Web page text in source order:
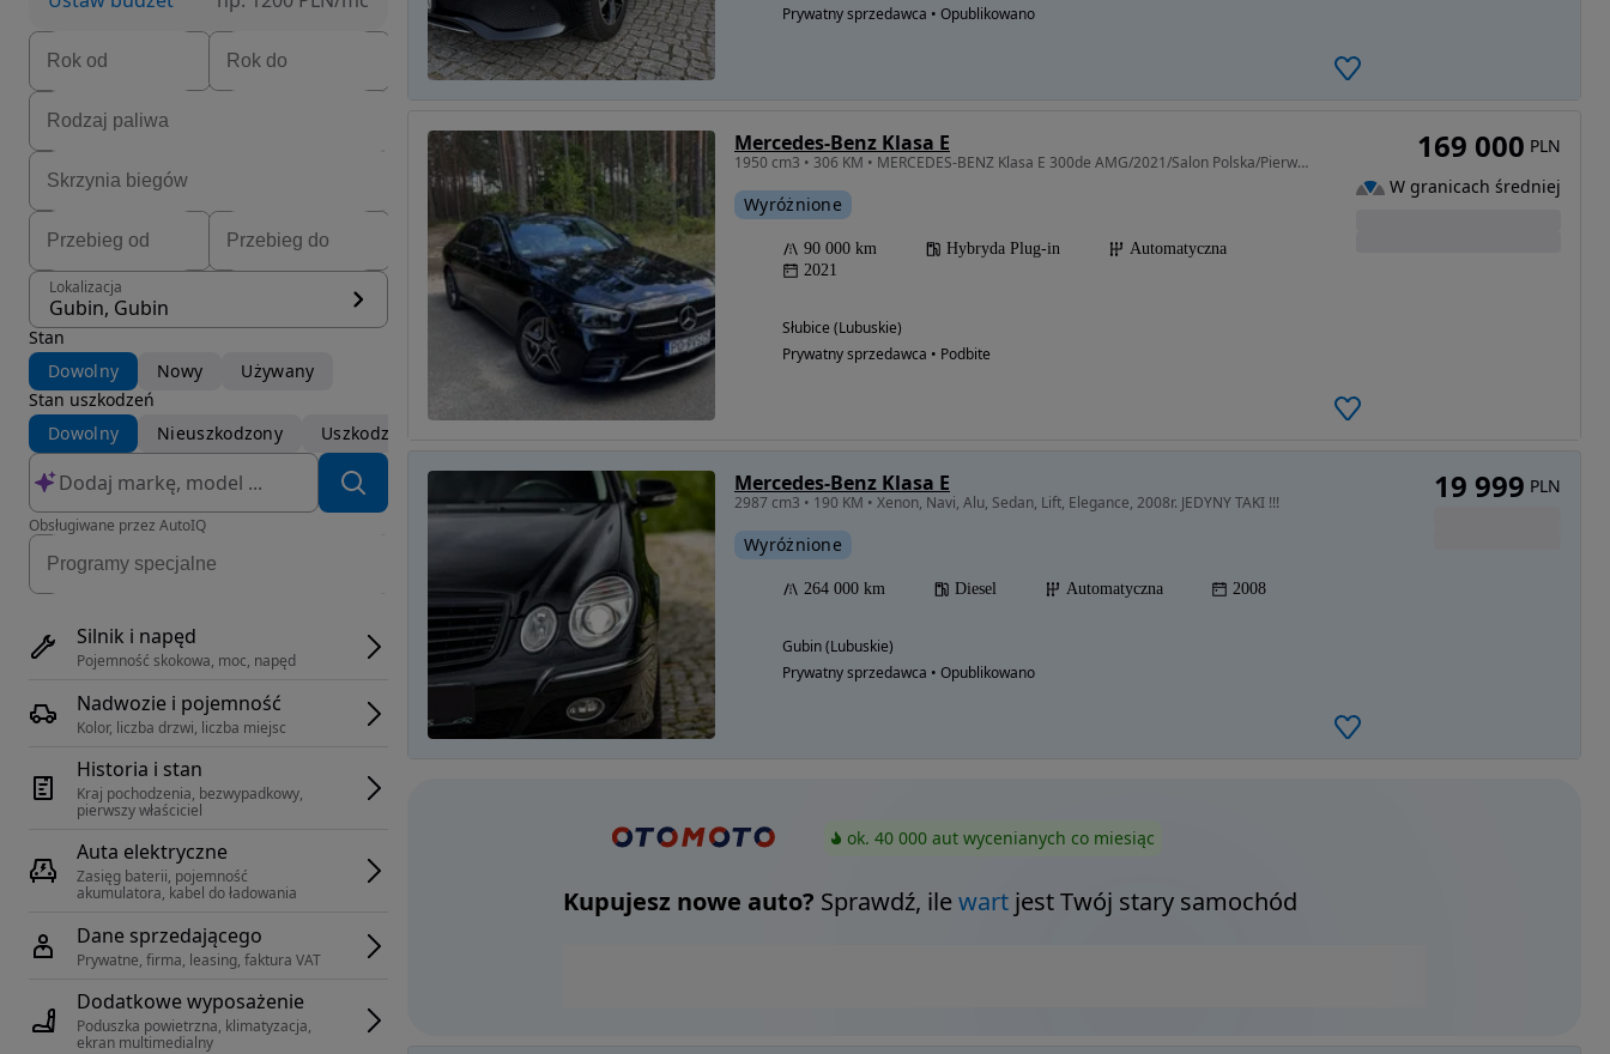
Lokalizacja
Gubin, Gubin
Stan
Dowolny
Nowy
Używany
Stan uszkodzeń
Dowolny
Nieuszkodzony Uszkodzony
Obsługiwane przez AutoIQ
Silnik i napęd
Pojemność skokowa, moc, napęd
Nadwozie i pojemność
Kolor, liczba drzwi, liczba miejsc
Historia i stan
Kraj pochodzenia, bezwypadkowy,
pierwszy właściciel
Auta elektryczne
Zasięg baterii, pojemność
akumulatora, kabel do ładowania
Dane sprzedającego
Prywatne, firma, leasing, faktura VAT
Dodatkowe wyposażenie
Poduszka powietrzna, klimatyzacja,
ekran multimedialny
Prywatny sprzedawca • Opublikowano
Mercedes-Benz Klasa E
1950 cm3 • 306 KM • MERCEDES-BENZ Klasa E 300de AMG/2021/Salon Polska/Pierwszy właściciel
Wyróżnione
90 000 km Hybryda Plug-in
Automatyczna
2021
Słubice (Lubuskie)
Prywatny sprzedawca • Podbite
169 000 PLN
W granicach średniej
Mercedes-Benz Klasa E
2987 cm3 • 190 KM • Xenon, Navi, Alu, Sedan, Lift, Elegance, 2008r. JEDYNY TAKI !!!
Wyróżnione
264 000 km Diesel Automatyczna 2008
Gubin (Lubuskie)
Prywatny sprzedawca • Opublikowano
19 999 PLN
ok. 40 000 aut wycenianych co miesiąc
Kupujesz nowe auto? Sprawdź, ilewartjest Twój stary samochód